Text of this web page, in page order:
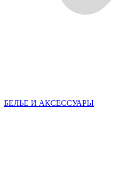
БЕЛЬЕ И АКСЕССУАРЫ